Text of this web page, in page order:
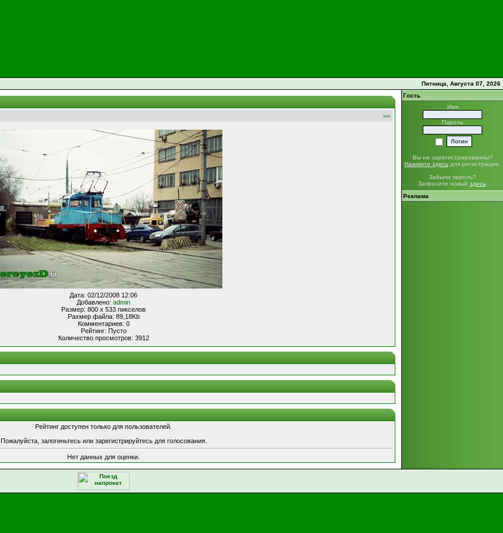
Пятница, Августа 07, 2026
>>
Дата: 02/12/2008 12:06
Добавлено: admin
Размер: 800 x 533 пикселов
Рахмер файла: 89,18Kb
Комментариев: 0
Рейтинг: Пусто
Количество просмотров: 3912
Рейтинг доступен только для пользователей.
Пожалуйста, залогиньтесь или зарегистрируйтесь для голосования.
Нет данных для оценки.
Гость
Имя
Пароль
Вы не зарегистрированны?
Нажмите здесь для регистрации.
Забыли пароль?
Запросите новый здесь.
Реклама